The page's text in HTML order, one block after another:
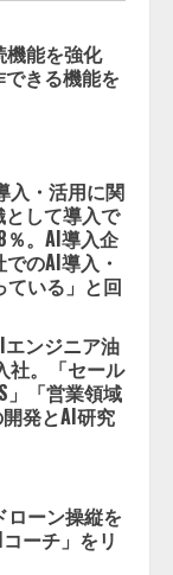
機能を強化
きる機能を
入・活用に関
して導入で
％。AI導入企
のAI導入・
ている」と回
ンジニア油
社。「セール
」「営業領域
発とAI研究
ローン操縦を
ーチ」をリ